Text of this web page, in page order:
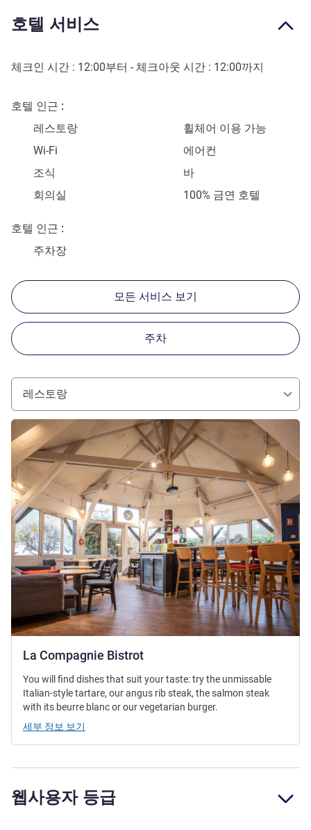
호텔 서비스
체크인 시간 : 12:00부터 - 체크아웃 시간 : 12:00까지
호텔 인근
레스토랑
휠체어 이용 가능
Wi-Fi
에어컨
조식
바
회의실
100% 금연 호텔
호텔 인근
주차장
모든 서비스 보기
주차
레스토랑
La Compagnie Bistrot
세부 정보 보기
You will find dishes that suit your taste: try the unmissable
Italian-style tartare, our angus rib steak, the salmon steak
with its beurre blanc or our vegetarian burger.
세부 정보 보기
웹사용자 등급